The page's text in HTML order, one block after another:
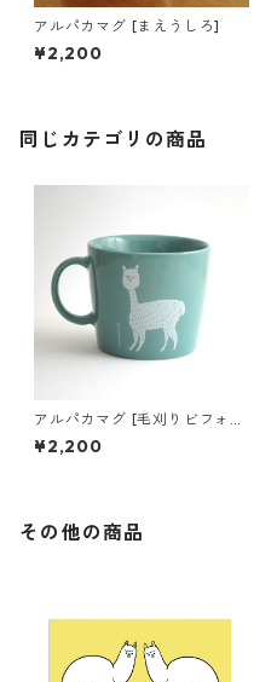
アルパカマグ [まえうしろ]
¥2,200
同じカテゴリの商品
アルパカマグ [毛刈りビフォー
アフター]
¥2,200
その他の商品